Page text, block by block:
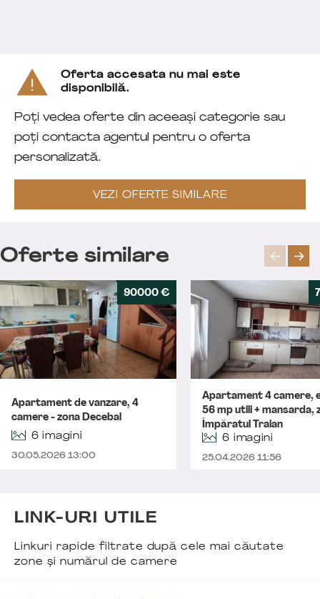
Oferta accesata nu mai este
disponibilă.
Poți vedea oferte din aceeași categorie sau
poți contacta agentul pentru o oferta
personalizată.
VEZI OFERTE SIMILARE
Oferte similare
90000 €
Apartament de vanzare, 4
camere - zona Decebal
6 imagini
30.05.2026 13:00
Apartament 4 camere,
56 mp utili + mansarda,
Împăratul Traian
6 imagini
25.04.2026 11:56
LINK-URI UTILE
Linkuri rapide filtrate după cele mai căutate
zone și numărul de camere